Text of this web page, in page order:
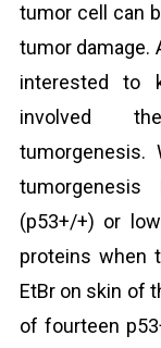
tumor cell can
tumor damage.
interested to
involved
(p53+/+) or
proteins when
EtBr on skin of
of fourteen